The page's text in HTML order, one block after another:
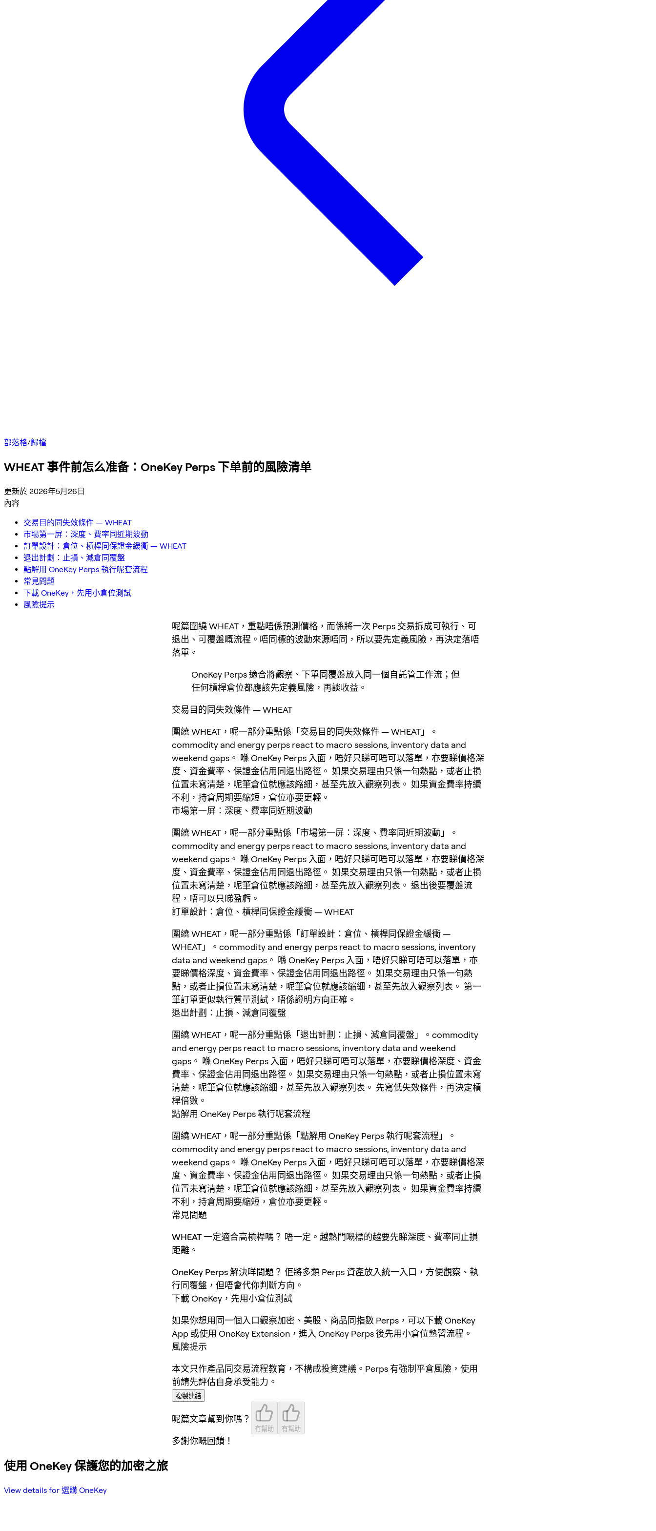
部落格/歸檔
WHEAT 事件前怎么准备：OneKey Perps 下单前的風險清单
更新於 2026年5月26日
內容
交易目的同失效條件 — WHEAT
市場第一屏：深度、費率同近期波動
訂單設計：倉位、槓桿同保證金緩衝 — WHEAT
退出計劃：止損、減倉同覆盤
點解用 OneKey Perps 執行呢套流程
常見問題
下載 OneKey，先用小倉位測試
風險提示
呢篇圍繞 WHEAT，重點唔係預測價格，而係將一次 Perps 交易拆成可執行、可
退出、可覆盤嘅流程。唔同標的波動來源唔同，所以要先定義風險，再決定落唔
落單。
OneKey Perps 適合將觀察、下單同覆盤放入同一個自託管工作流；但
任何槓桿倉位都應該先定義風險，再談收益。
交易目的同失效條件 — WHEAT
圍繞 WHEAT，呢一部分重點係「交易目的同失效條件 — WHEAT」。
commodity and energy perps react to macro sessions, inventory data and
weekend gaps。 喺 OneKey Perps 入面，唔好只睇可唔可以落單，亦要睇價格深
度、資金費率、保證金佔用同退出路徑。 如果交易理由只係一句熱點，或者止損
位置未寫清楚，呢筆倉位就應該縮細，甚至先放入觀察列表。 如果資金費率持續
不利，持倉周期要縮短，倉位亦要更輕。
市場第一屏：深度、費率同近期波動
圍繞 WHEAT，呢一部分重點係「市場第一屏：深度、費率同近期波動」。
commodity and energy perps react to macro sessions, inventory data and
weekend gaps。 喺 OneKey Perps 入面，唔好只睇可唔可以落單，亦要睇價格深
度、資金費率、保證金佔用同退出路徑。 如果交易理由只係一句熱點，或者止損
位置未寫清楚，呢筆倉位就應該縮細，甚至先放入觀察列表。 退出後要覆盤流
程，唔可以只睇盈虧。
訂單設計：倉位、槓桿同保證金緩衝 — WHEAT
圍繞 WHEAT，呢一部分重點係「訂單設計：倉位、槓桿同保證金緩衝 —
WHEAT」。commodity and energy perps react to macro sessions, inventory
data and weekend gaps。 喺 OneKey Perps 入面，唔好只睇可唔可以落單，亦
要睇價格深度、資金費率、保證金佔用同退出路徑。 如果交易理由只係一句熱
點，或者止損位置未寫清楚，呢筆倉位就應該縮細，甚至先放入觀察列表。 第一
筆訂單更似執行質量測試，唔係證明方向正確。
退出計劃：止損、減倉同覆盤
圍繞 WHEAT，呢一部分重點係「退出計劃：止損、減倉同覆盤」。commodity
and energy perps react to macro sessions, inventory data and weekend
gaps。 喺 OneKey Perps 入面，唔好只睇可唔可以落單，亦要睇價格深度、資金
費率、保證金佔用同退出路徑。 如果交易理由只係一句熱點，或者止損位置未寫
清楚，呢筆倉位就應該縮細，甚至先放入觀察列表。 先寫低失效條件，再決定槓
桿倍數。
點解用 OneKey Perps 執行呢套流程
圍繞 WHEAT，呢一部分重點係「點解用 OneKey Perps 執行呢套流程」。
commodity and energy perps react to macro sessions, inventory data and
weekend gaps。 喺 OneKey Perps 入面，唔好只睇可唔可以落單，亦要睇價格深
度、資金費率、保證金佔用同退出路徑。 如果交易理由只係一句熱點，或者止損
位置未寫清楚，呢筆倉位就應該縮細，甚至先放入觀察列表。 如果資金費率持續
不利，持倉周期要縮短，倉位亦要更輕。
常見問題
WHEAT 一定適合高槓桿嗎？ 唔一定。越熱門嘅標的越要先睇深度、費率同止損
距離。
OneKey Perps 解決咩問題？ 佢將多類 Perps 資產放入統一入口，方便觀察、執
行同覆盤，但唔會代你判斷方向。
下載 OneKey，先用小倉位測試
如果你想用同一個入口觀察加密、美股、商品同指數 Perps，可以下載 OneKey
App 或使用 OneKey Extension，進入 OneKey Perps 後先用小倉位熟習流程。
風險提示
本文只作產品同交易流程教育，不構成投資建議。Perps 有強制平倉風險，使用
前請先評估自身承受能力。
複製連結
呢篇文章幫到你嗎？
冇幫助 有幫助
多謝你嘅回饋！
使用 OneKey 保護您的加密之旅
View details for 選購 OneKey